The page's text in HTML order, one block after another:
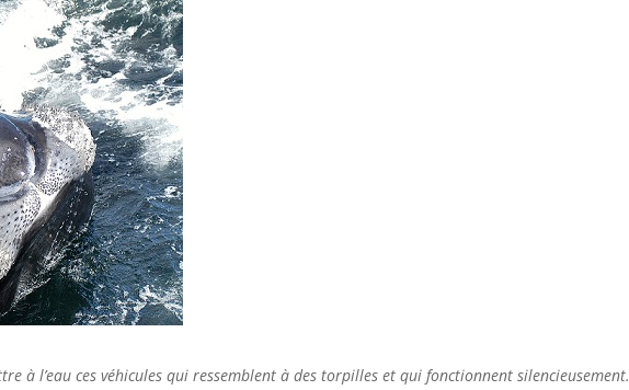
à l’eau ces véhicules qui ressemblent à des torpilles et qui fonctionnent silencieusement.